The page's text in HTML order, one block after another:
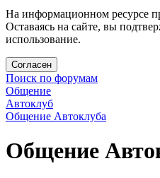
На информационном ресурсе
Оставаясь на сайте, вы
использование.
Согласен
Поиск по форумам
Общение
Автоклуб
Общение Автоклуба
Общение